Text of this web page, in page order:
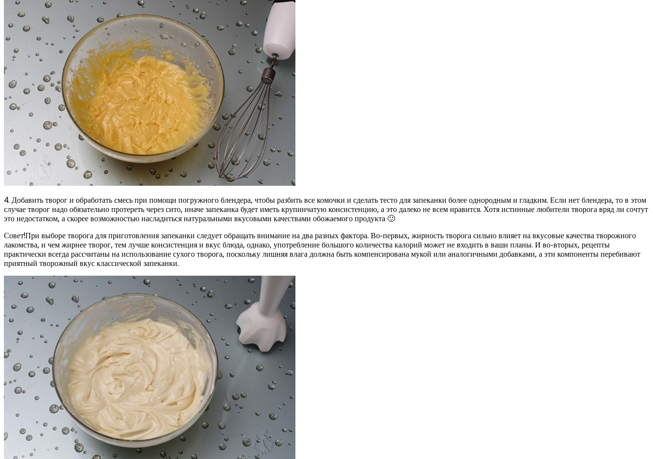
4. Добавить творог и обработать смесь при помощи погружного блендера, чтобы разбить все комочки и сделать тесто для запеканки более однородным и гладким. Если нет блендера, то в этом
случае творог надо обязательно протереть через сито, иначе запеканка будет иметь крупинчатую консистенцию, а это далеко не всем нравится. Хотя истинные любители творога вряд ли сочтут
это недостатком, а скорее возможностью насладиться натуральными вкусовыми качествами обожаемого продукта 🙂
Совет!При выборе творога для приготовления запеканки следует обращать внимание на два разных фактора. Во-первых, жирность творога сильно влияет на вкусовые качества творожного
лакомства, и чем жирнее творог, тем лучше консистенция и вкус блюда, однако, употребление большого количества калорий может не входить в ваши планы. И во-вторых, рецепты
практически всегда рассчитаны на использование сухого творога, поскольку лишняя влага должна быть компенсирована мукой или аналогичными добавками, а эти компоненты перебивают
приятный творожный вкус классической запеканки.